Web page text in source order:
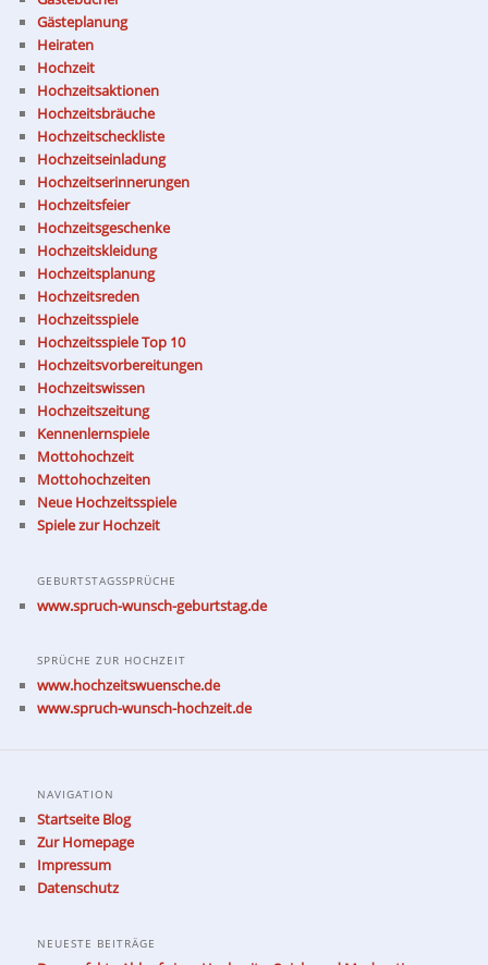
Gästeplanung
Heiraten
Hochzeit
Hochzeitsaktionen
Hochzeitsbräuche
Hochzeitscheckliste
Hochzeitseinladung
Hochzeitserinnerungen
Hochzeitsfeier
Hochzeitsgeschenke
Hochzeitskleidung
Hochzeitsplanung
Hochzeitsreden
Hochzeitsspiele
Hochzeitsspiele Top 10
Hochzeitsvorbereitungen
Hochzeitswissen
Hochzeitszeitung
Kennenlernspiele
Mottohochzeit
Mottohochzeiten
Neue Hochzeitsspiele
Spiele zur Hochzeit
GEBURTSTAGSSPRÜCHE
www.spruch-wunsch-geburtstag.de
SPRÜCHE ZUR HOCHZEIT
www.hochzeitswuensche.de
www.spruch-wunsch-hochzeit.de
NAVIGATION
Startseite Blog
Zur Homepage
Impressum
Datenschutz
NEUESTE BEITRÄGE